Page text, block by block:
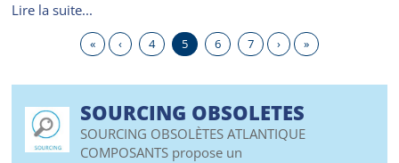
Lire la suite...
« ‹ 4 5 6 7 › »
SOURCING OBSOLETES
SOURCING OBSOLÈTES ATLANTIQUE
COMPOSANTS propose un